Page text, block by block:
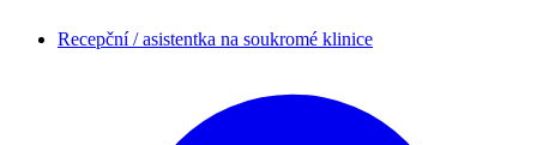
Recepční / asistentka na soukromé klinice